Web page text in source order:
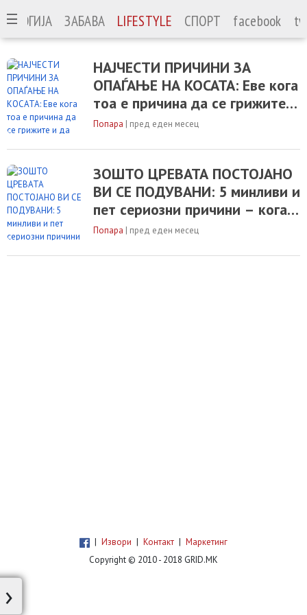
ЗАБАВА LIFESTYLE СПОРТ facebook
НАЈЧЕСТИ ПРИЧИНИ ЗА
ОПАЃАЊЕ НА КОСАТА: Еве кога
тоа е причина да се грижите и
да одите на лекар
Попара | пред еден месец
ЗОШТО ЦРЕВАТА ПОСТОЈАНО
ВИ СЕ ПОДУВАНИ: 5 минливи и
пет сериозни причини – кога е
време да одите на лекар?
Попара | пред еден месец
| Извори | Контакт | Маркетинг
Copyright © 2010 - 2018 GRID.MK
›